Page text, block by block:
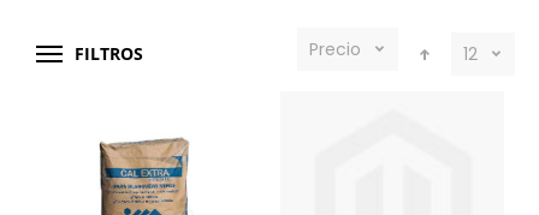
FILTROS Precio 12